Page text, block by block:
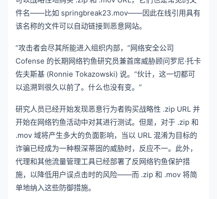
件名——比如 springbreak23.mov——因此在线引用具有
该名称的文件可以自动链接到恶意网站。
“攻击者会尽其所能进入组织内部，”网络安全公司
Cofense 的长期网络钓鱼研究员兼首席威胁顾问罗尼·托卡
佐夫斯基 (Ronnie Tokazowski) 说。“伙计，这一切都可
以追溯到很久以前了。什么也没有变。”
研究人员已经开始发现恶意行为者购买战略性 .zip URL 并
开始在网络钓鱼活动中对其进行测试。但是，对于 .zip 和
.mov 域将产生多大的负面影响，当以 URL 混淆为目标的
诈骗已经成为一种根深蒂固的威胁时，反应不一。此外，
代理和其他流量管理工具已经部署了反网络钓鱼保护措
施，以降低用户误点击时的风险——而 .zip 和 .mov 将简
单地纳入这些防御措施。